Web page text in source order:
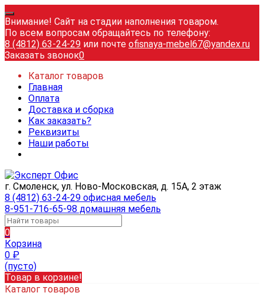
Внимание! Сайт на стадии наполнения товаром.
По всем вопросам обращайтесь по телефону:
8 (4812) 63-24-29 или почте ofisnaya-mebel67@yandex.ru
Заказать звонок0
Каталог товаров
Главная
Оплата
Доставка и сборка
Как заказать?
Реквизиты
Наши работы
г. Смоленск, ул. Ново-Московская, д. 15А, 2 этаж
8 (4812) 63-24-29 офисная мебель
8-951-716-65-98 домашняя мебель
0
Корзина
0 ₽
(пусто)
Товар в корзине!
Каталог товаров